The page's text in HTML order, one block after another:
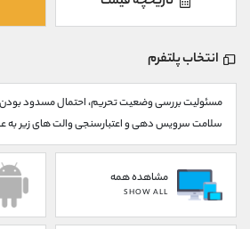
انتخاب پلتفرم
مسئولیت بررسی وضعیت تحریم، احتمال مسدود بودن
سلامت سرویس دهی و اعتبارسنجی والت های زیر
مشاهده همه
SHOW ALL